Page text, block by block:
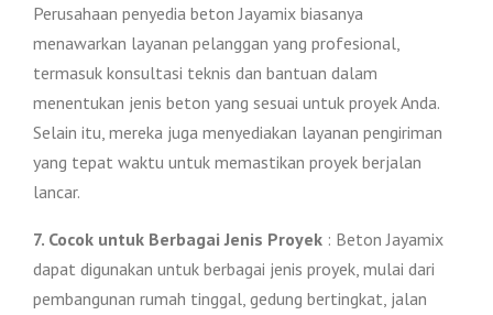
Perusahaan penyedia beton Jayamix biasanya
menawarkan layanan pelanggan yang profesional,
termasuk konsultasi teknis dan bantuan dalam
menentukan jenis beton yang sesuai untuk proyek Anda.
Selain itu, mereka juga menyediakan layanan pengiriman
yang tepat waktu untuk memastikan proyek berjalan
lancar.
7. Cocok untuk Berbagai Jenis Proyek : Beton Jayamix
dapat digunakan untuk berbagai jenis proyek, mulai dari
pembangunan rumah tinggal, gedung bertingkat, jalan